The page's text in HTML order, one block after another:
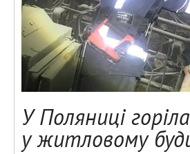
У Поляниці
у житловому